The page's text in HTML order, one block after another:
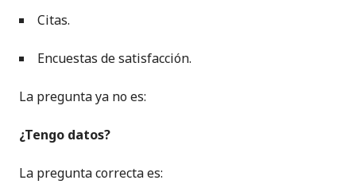
Citas.
Encuestas de satisfacción.
La pregunta ya no es:
¿Tengo datos?
La pregunta correcta es: